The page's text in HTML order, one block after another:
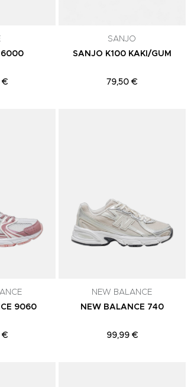
6000
€
SANJO
SANJO K100 KAKI/GUM
79,50 €
9060
€
NEW BALANCE
NEW BALANCE 740
99,99 €